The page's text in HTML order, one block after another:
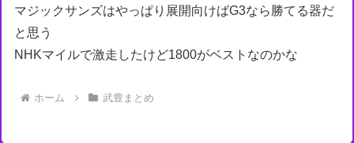
マジックサンズはやっぱり展開向けばG3なら勝てる器だ
と思う
NHKマイルで激走したけど1800がベストなのかな
ホーム 武豊まとめ